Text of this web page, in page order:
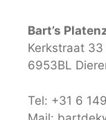
Bart’s
Kerkstraat 33
6953BL
Tel: +31 6